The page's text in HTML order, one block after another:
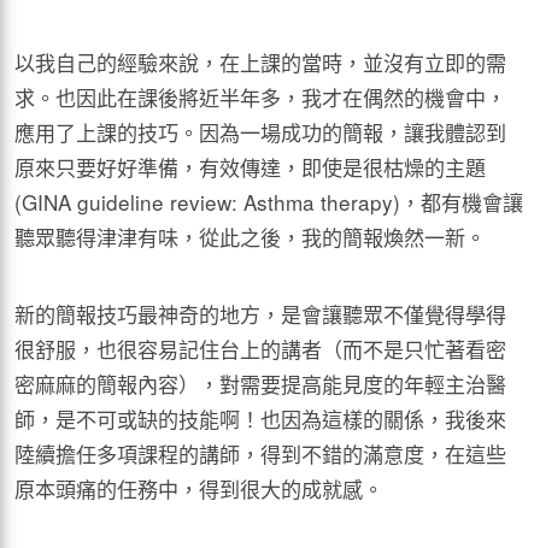
以我自己的經驗來說，在上課的當時，並沒有立即的需
求。也因此在課後將近半年多，我才在偶然的機會中，
應用了上課的技巧。因為一場成功的簡報，讓我體認到
原來只要好好準備，有效傳達，即使是很枯燥的主題
(GINA guideline review: Asthma therapy)，都有機會讓
聽眾聽得津津有味，從此之後，我的簡報煥然一新。
新的簡報技巧最神奇的地方，是會讓聽眾不僅覺得學得
很舒服，也很容易記住台上的講者（而不是只忙著看密
密麻麻的簡報內容），對需要提高能見度的年輕主治醫
師，是不可或缺的技能啊！也因為這樣的關係，我後來
陸續擔任多項課程的講師，得到不錯的滿意度，在這些
原本頭痛的任務中，得到很大的成就感。